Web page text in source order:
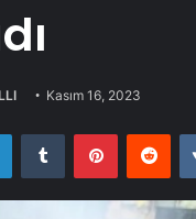
Kasım 16, 2023
LinkedInTumblr Pinterest